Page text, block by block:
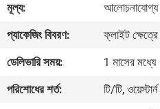
ভ্রমণ
মান
নিয়ন্ত্রণ
মূল্য:
আলোচনাযোগ্য
প্যাকেজিং বিবরণ:
ফ্লাইট ক্ষেত্রে
ডেলিভারি সময়:
1 মাসের মধ্যে
পরিশোধের শর্ত:
টি/টি,